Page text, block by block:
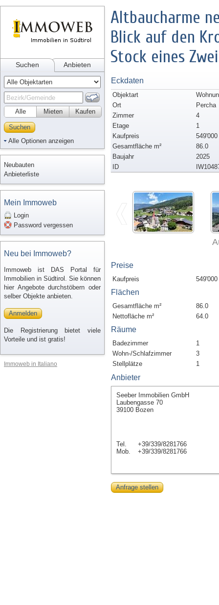
Suchen Anbieten
Alle Kaufen
Mieten
Suchen
Alle Optionen anzeigen
Neubauten
Anbieterliste
Mein Immoweb
Login
Password vergessen
Neu bei Immoweb?
Immoweb ist DAS Portal für
Immobilien in Südtirol. Sie können
hier Angebote durchstöbern oder
selber Objekte anbieten.
Anmelden
Die Registrierung bietet viele
Vorteile und ist gratis!
Immoweb in Italiano
Altbaucharme
Blick auf den
Stock eines
Eckdaten
Objektart
Ort
Percha
Zimmer
4
Etage
1
Kaufpreis
549'000
Gesamtfläche m²
86.0
Baujahr
2025
ID
Preise
Kaufpreis 549'000
Flächen
Gesamtfläche m²
86.0
Nettofläche m²
64.0
Räume
Badezimmer
1
Wohn-/Schlafzimmer
3
Stellplätze
1
Anbieter
Seeber Immobilien GmbH
Laubengasse 70
39100 Bozen
Tel.
+39/339/8281766
Mob.
+39/339/8281766
Anfrage stellen